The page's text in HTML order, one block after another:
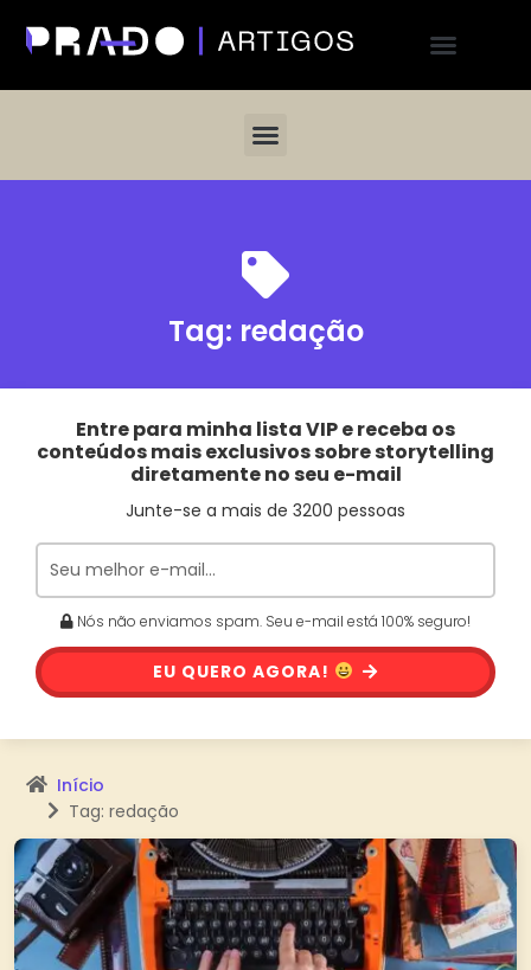
Tag: redação
Entre para minha lista VIP e receba os
conteúdos mais exclusivos sobre storytelling
diretamente no seu e-mail
Junte-se a mais de 3200 pessoas
Nós não enviamos spam. Seu e-mail está 100% seguro!
EU QUERO AGORA!
Início
Tag: redação